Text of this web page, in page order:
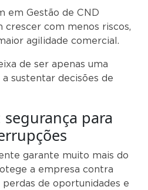
em Gestão de CND
crescer com menos riscos,
agilidade comercial.
de ser apenas uma
sustentar decisões de
segurança para
garante muito mais do
a empresa contra
perdas de oportunidades e